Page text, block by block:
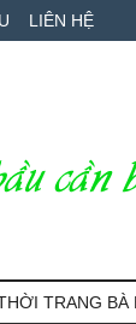
LIÊN HỆ
TRANG BÀ